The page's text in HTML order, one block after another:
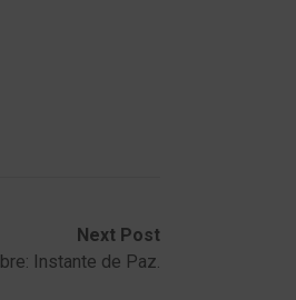
Next Post
Instante de Paz.